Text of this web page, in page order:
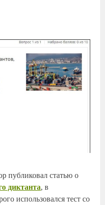
публиковал статью о
диктанта, в
использовался тест со